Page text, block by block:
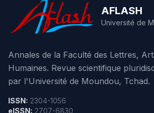
AFLASH
Université de
Annales de la Faculté des Lettres,
Humaines. Revue scientifique
par l'Université de Moundou, Tchad.
ISSN: 2304-1056
eISSN: 2707-6830